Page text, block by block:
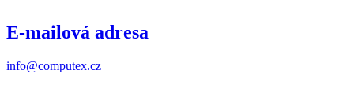
E-mailová adresa
info@computex.cz